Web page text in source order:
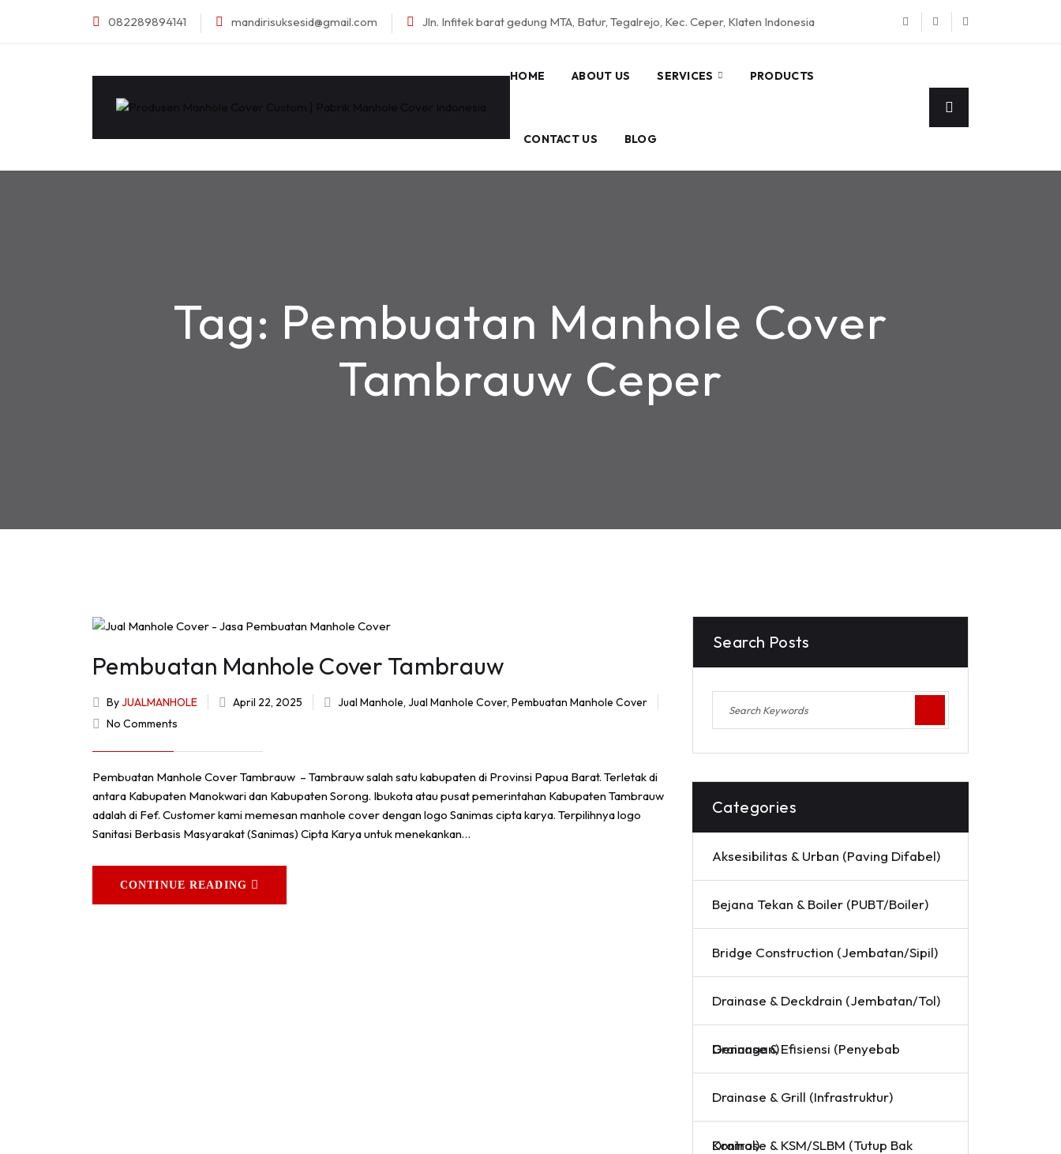
082289894141 mandirisuksesid@gmail.com Jln. Infitek barat gedung MTA, Batur, Tegalrejo, Kec. Ceper, Klaten Indonesia
HOME ABOUT US SERVICES PRODUCTS
CONTACT US BLOG
Tag: Pembuatan Manhole Cover
Tambrauw Ceper
Pembuatan Manhole Cover Tambrauw
ByJUALMANHOLE April 22, 2025 Jual Manhole, Jual Manhole Cover, Pembuatan Manhole Cover
No Comments
Pembuatan Manhole Cover Tambrauw – Tambrauw salah satu kabupaten di Provinsi Papua Barat. Terletak di
antara Kabupaten Manokwari dan Kabupaten Sorong. Ibukota atau pusat pemerintahan Kabupaten Tambrauw
adalah di Fef. Customer kami memesan manhole cover dengan logo Sanimas cipta karya. Terpilihnya logo
Sanitasi Berbasis Masyarakat (Sanimas) Cipta Karya untuk menekankan…
CONTINUE READING
Search Posts
Categories
Aksesibilitas & Urban (Paving Difabel)
Bejana Tekan & Boiler (PUBT/Boiler)
Bridge Construction (Jembatan/Sipil)
Drainase & Deckdrain (Jembatan/Tol)
Drainase & Efisiensi (Penyebab Genangan)
Drainase & Grill (Infrastruktur)
Drainase & KSM/SLBM (Tutup Bak Kontrol)